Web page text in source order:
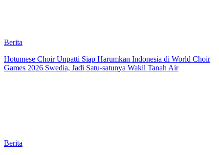
Berita
Hotumese Choir Unpatti Siap Harumkan Indonesia di World Choir
Games 2026 Swedia, Jadi Satu-satunya Wakil Tanah Air
Berita